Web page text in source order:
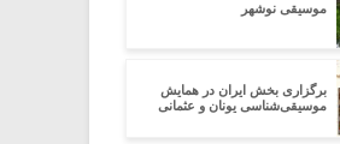
موسیقی نوشهر
برگزاری بخش ایران در همایش
موسیقی‌شناسی یونان و عثمانی